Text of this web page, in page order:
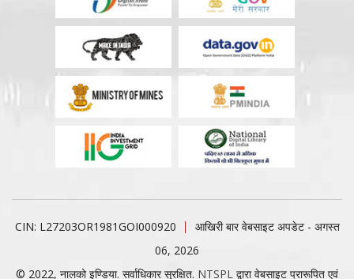
CIN: L27203OR1981GOI000920
आखिरी बार वेबसाइट अपडेट - अगस्त
06, 2026
© 2022, नालको इण्डिया. सर्वाधिकार सुरक्षित. NTSPL द्वारा वेबसाइट प्रारूपित एवं